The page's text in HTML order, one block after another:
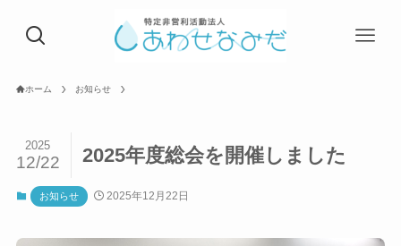
ホーム お知らせ
2025年度総会を開催しました
2025
12/22
お知らせ 2025年12月22日